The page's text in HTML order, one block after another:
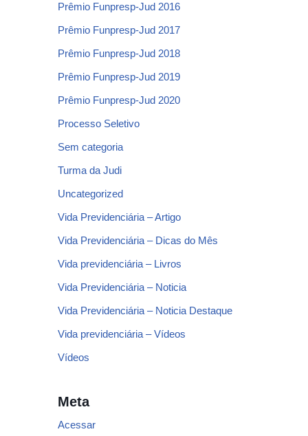
Prêmio Funpresp-Jud 2016
Prêmio Funpresp-Jud 2017
Prêmio Funpresp-Jud 2018
Prêmio Funpresp-Jud 2019
Prêmio Funpresp-Jud 2020
Processo Seletivo
Sem categoria
Turma da Judi
Uncategorized
Vida Previdenciária – Artigo
Vida Previdenciária – Dicas do Mês
Vida previdenciária – Livros
Vida Previdenciária – Noticia
Vida Previdenciária – Noticia Destaque
Vida previdenciária – Vídeos
Vídeos
Meta
Acessar